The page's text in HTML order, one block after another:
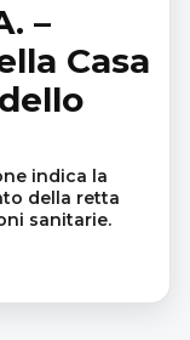
–
Casa
indica la
della retta
sanitarie.